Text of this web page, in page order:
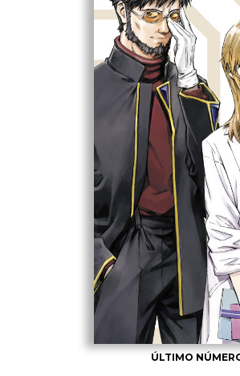
ÚLTIMO